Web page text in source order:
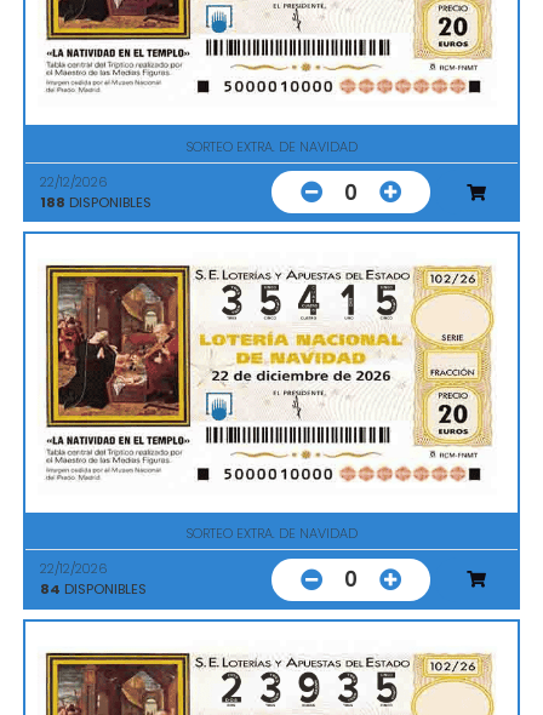
SORTEO EXTRA. DE NAVIDAD
22/12/2026
188 DISPONIBLES 0
SORTEO EXTRA. DE NAVIDAD
22/12/2026
84 DISPONIBLES 0